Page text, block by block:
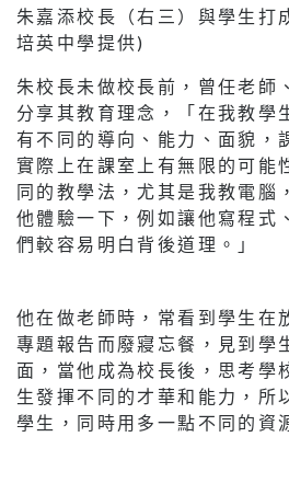
朱嘉添校長（右三）與學生打
培英中學提供)
朱校長未做校長前，曾任老師
分享其教育理念，「在我教學
有不同的導向、能力、面貌，
實際上在課室上有無限的可能
同的教學法，尤其是我教電腦
他體驗一下，例如讓他寫程式
們較容易明白背後道理。」
他在做老師時，常看到學生在
專題報告而廢寢忘餐，見到學
面，當他成為校長後，思考學
生發揮不同的才華和能力，所
學生，同時用多一點不同的資